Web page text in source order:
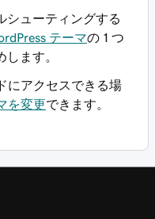
シューティングする
テーマの 1 つ
ます。
にアクセスできる場
を変更できます。